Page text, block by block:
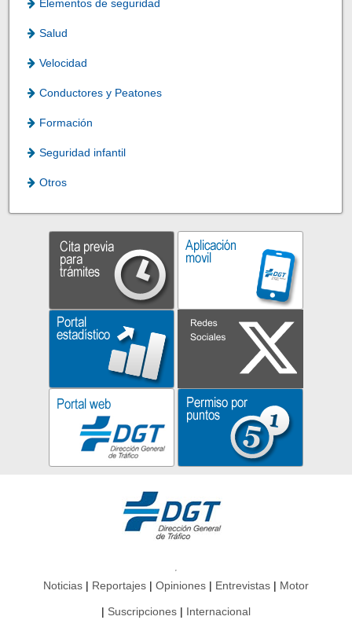
Elementos de seguridad
Salud
Velocidad
Conductores y Peatones
Formación
Seguridad infantil
Otros
Noticias Reportajes Opiniones Entrevistas Motor
Suscripciones Internacional